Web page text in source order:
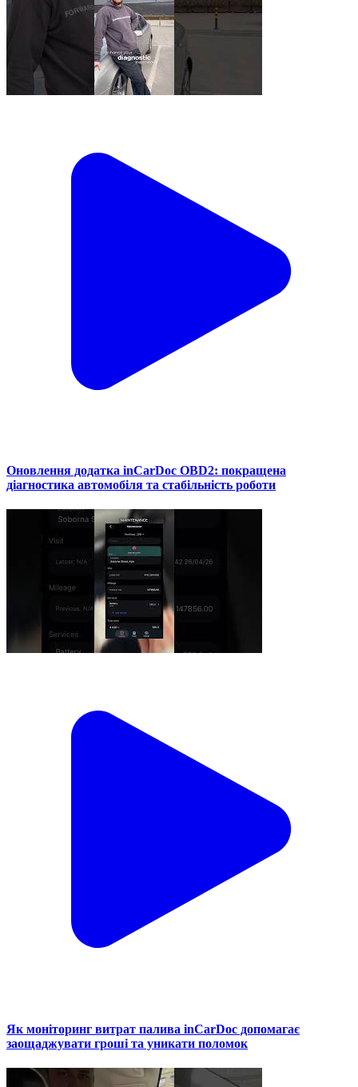
Оновлення додатка inCarDoc OBD2: покращена
діагностика автомобіля та стабільність роботи
Як моніторинг витрат палива inCarDoc допомагає
заощаджувати гроші та уникати поломок